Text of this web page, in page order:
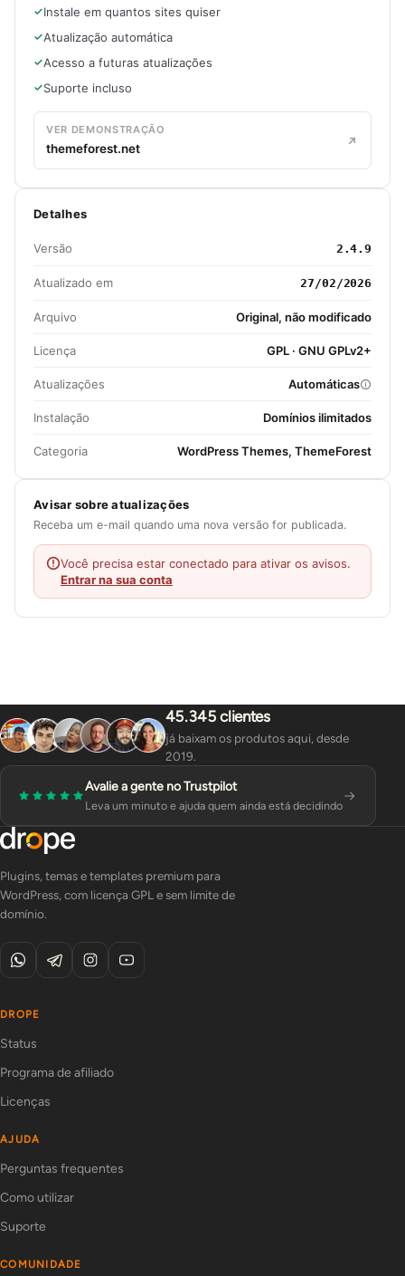
Instale em quantos sites quiser
Atualização automática
Acesso a futuras atualizações
Suporte incluso
VER DEMONSTRAÇÃO
themeforest.net
Detalhes
Versão 2.4.9
Atualizado em 27/02/2026
Arquivo Original, não modificado
Licença GPL · GNU GPLv2+
Atualizações Automáticas
Instalação Domínios ilimitados
Categoria WordPress Themes, ThemeForest
Avisar sobre atualizações
Receba um e-mail quando uma nova versão for publicada.
Você precisa estar conectado para ativar os avisos.
Entrar na sua conta
45.345 clientes
já baixam os produtos aqui, desde
2019.
Avalie a gente no Trustpilot
Leva um minuto e ajuda quem ainda está decidindo
Plugins, temas e templates premium para
WordPress, com licença GPL e sem limite de
domínio.
DROPE
Status
Programa de afiliado
Licenças
AJUDA
Perguntas frequentes
Como utilizar
Suporte
COMUNIDADE